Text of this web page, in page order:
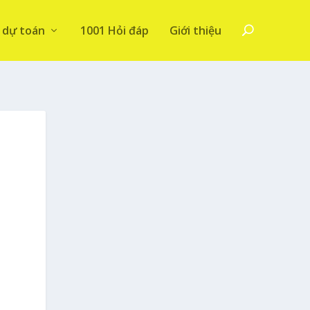
dự toán 1001 Hỏi đáp Giới thiệu